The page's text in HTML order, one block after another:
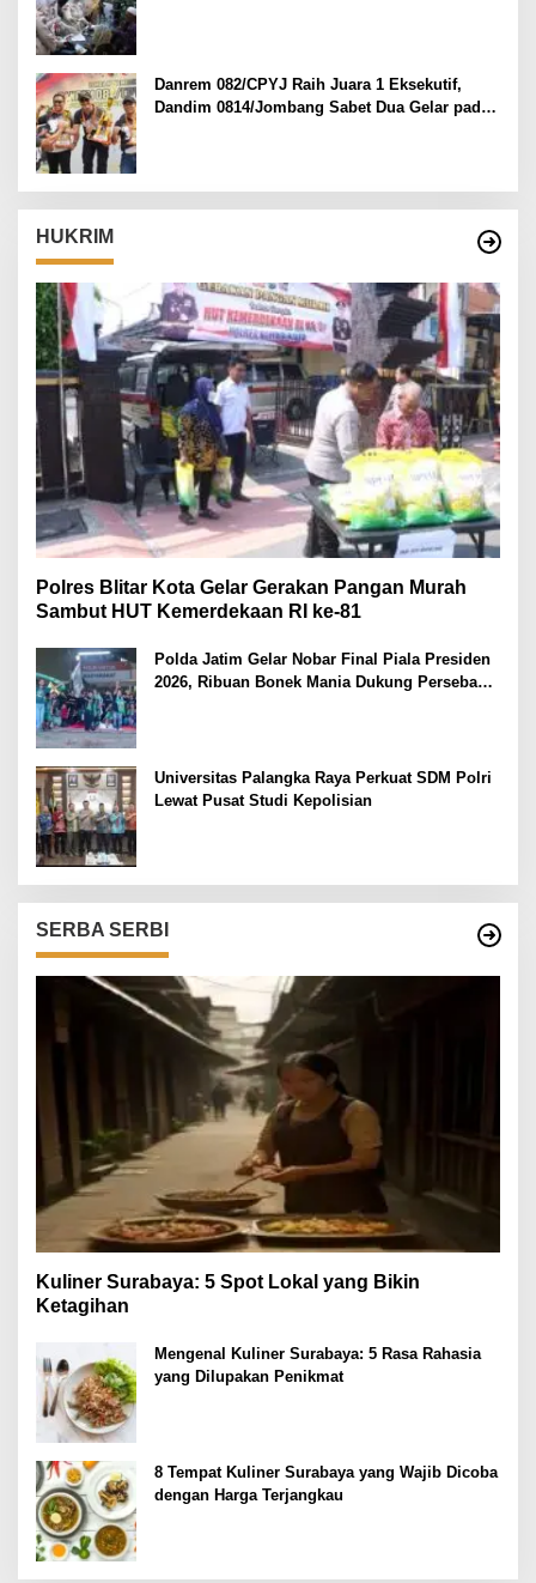
Danrem 082/CPYJ Raih Juara 1 Eksekutif,
Dandim 0814/Jombang Sabet Dua Gelar pada
HUKRIM
Polres Blitar Kota Gelar Gerakan Pangan Murah
Sambut HUT Kemerdekaan RI ke-81
Polda Jatim Gelar Nobar Final Piala Presiden
2026, Ribuan Bonek Mania Dukung Persebaya
Universitas Palangka Raya Perkuat SDM Polri
Lewat Pusat Studi Kepolisian
SERBA SERBI
Kuliner Surabaya: 5 Spot Lokal yang Bikin
Ketagihan
Mengenal Kuliner Surabaya: 5 Rasa Rahasia
yang Dilupakan Penikmat
8 Tempat Kuliner Surabaya yang Wajib Dicoba
dengan Harga Terjangkau